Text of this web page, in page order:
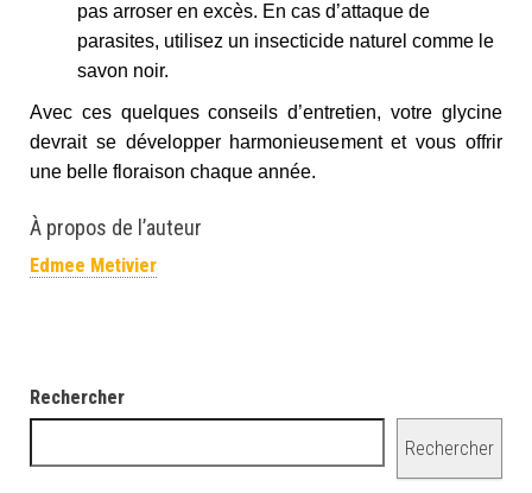
pas arroser en excès. En cas d’attaque de
parasites, utilisez un insecticide naturel comme le
savon noir.
Avec ces quelques conseils d’entretien, votre glycine
devrait se développer harmonieusement et vous offrir
une belle floraison chaque année.
À propos de l’auteur
Edmee Metivier
Rechercher
Rechercher